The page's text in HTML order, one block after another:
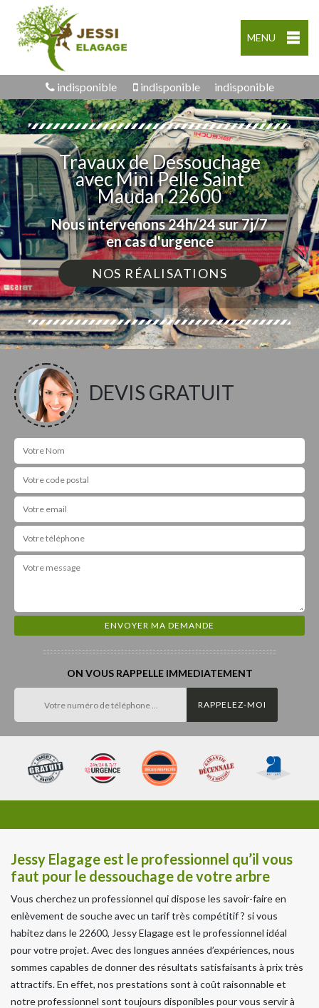
MENU
indisponible indisponible indisponible
Travaux de Dessouchage
avec Mini Pelle Saint
Maudan 22600
Nous intervenons 24h/24 sur 7j/7
en cas d'urgence
NOS RÉALISATIONS
DEVIS GRATUIT
ON VOUS RAPPELLE IMMEDIATEMENT
Jessy Elagage est le professionnel qu’il vous
faut pour le dessouchage de votre arbre
Vous cherchez un professionnel qui dispose les savoir-faire en
enlèvement de souche avec un tarif très compétitif ? si vous
habitez dans le 22600, Jessy Elagage est le professionnel idéal
pour votre projet. Avec des longues années d’expériences, nous
sommes capables de donner des résultats satisfaisants à prix très
attractifs. En effet, nos prestations sont à coût raisonnable et
notre professionnel sont toujours disponibles pour vous servir à